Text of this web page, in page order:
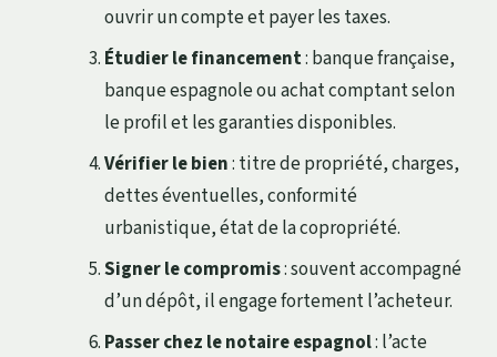
ouvrir un compte et payer les taxes.
Étudier le financement: banque française,
banque espagnole ou achat comptant selon
le profil et les garanties disponibles.
Vérifier le bien: titre de propriété, charges,
dettes éventuelles, conformité
urbanistique, état de la copropriété.
Signer le compromis: souvent accompagné
d’un dépôt, il engage fortement l’acheteur.
Passer chez le notaire espagnol: l’acte